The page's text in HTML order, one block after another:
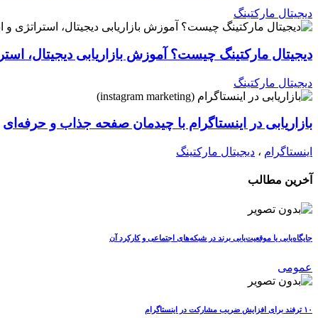
دیجیتال مارکتینگ
دیجیتال مارکتینگ چیست؟ آموزش بازاریابی دیجیتال،
دیجیتال مارکتینگ
بازاریابی در اینستاگرام با چیدمان صفحه جذاب و حرفه‌ای
اینستاگرام ، دیجیتال مارکتینگ
آخرین مطالب
جایگاه‌یابی یا موقعیت‌یابی برند در شبکه‌های اجتماعی و کارکرد آن
عمومی
۱۰ ترفند برای افزایش ضریب مشارکت در اینستاگرام